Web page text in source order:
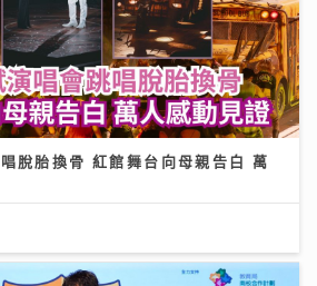
脫胎換骨 紅館舞台向母親告白 萬